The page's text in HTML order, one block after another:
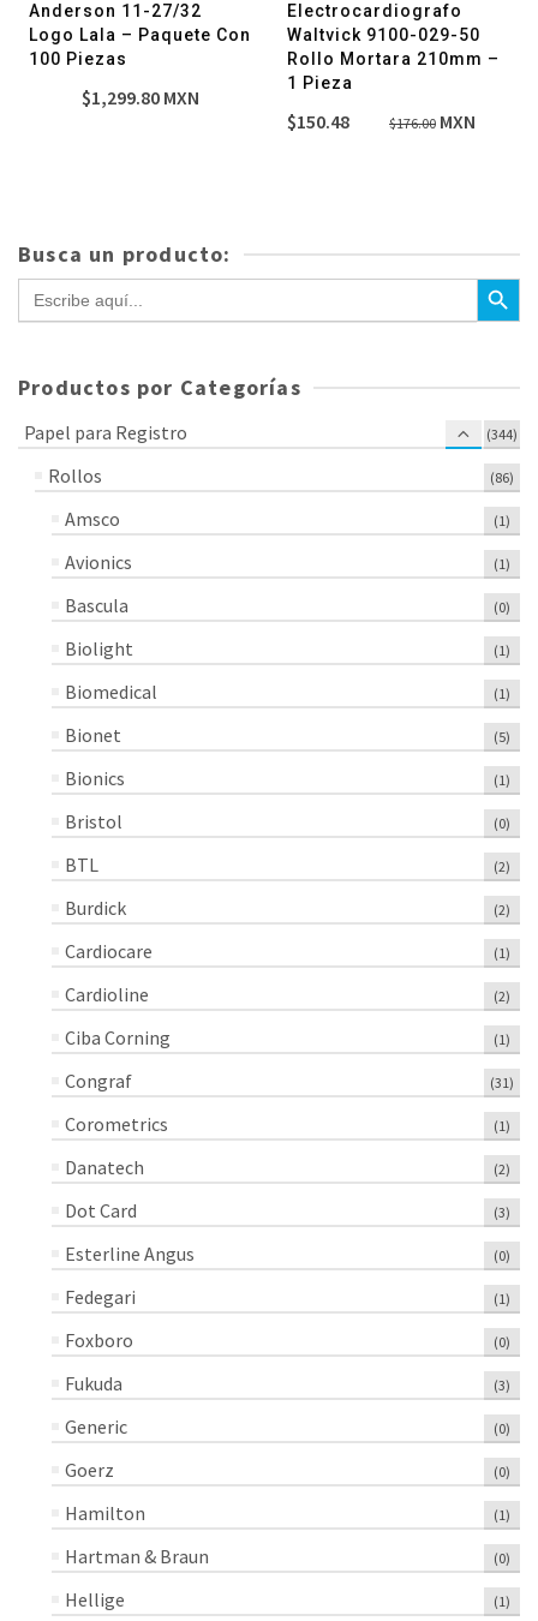
Anderson 11-27/32
Logo Lala – Paquete Con
100 Piezas
$1,299.80MXN
Electrocardiografo
Waltvick 9100-029-50
Rollo Mortara 210mm –
1 Pieza
$176.00 El
$150.48
El
MXN
Busca un producto:
Buscar: Botón de
Productos por Categorías
Papel para Registro (344)
Rollos (86)
Amsco (1)
Avionics (1)
Bascula (0)
Biolight (1)
Biomedical (1)
Bionet (5)
Bionics (1)
Bristol (0)
BTL (2)
Burdick (2)
Cardiocare (1)
Cardioline (2)
Ciba Corning (1)
Congraf (31)
Corometrics (1)
Danatech (2)
Dot Card (3)
Esterline Angus (0)
Fedegari (1)
Foxboro (0)
Fukuda (3)
Generic (0)
Goerz (0)
Hamilton (1)
Hartman & Braun (0)
Hellige (1)